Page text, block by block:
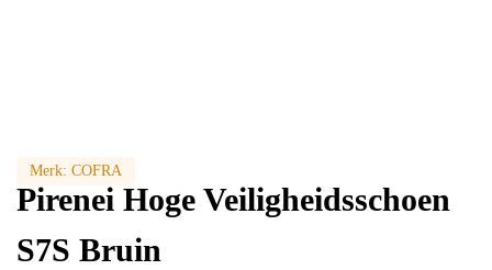
Merk: COFRA
Pirenei Hoge Veiligheidsschoen
S7S Bruin